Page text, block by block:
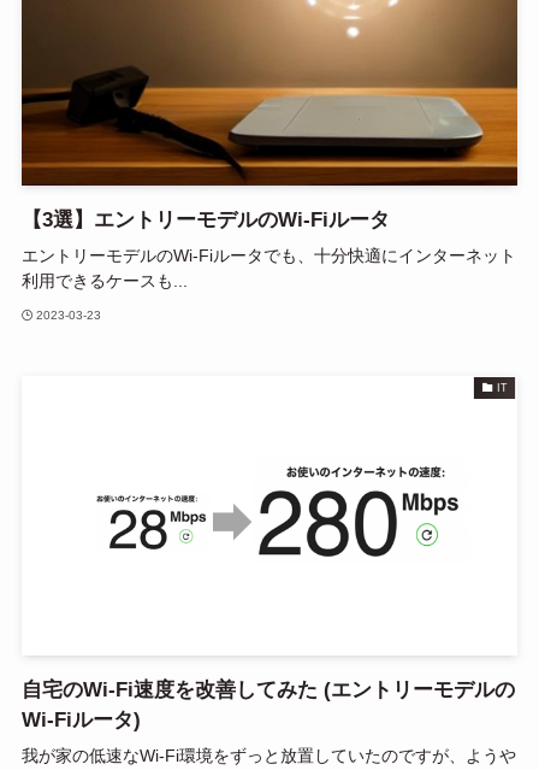
【3選】エントリーモデルのWi-Fiルータ
エントリーモデルのWi-Fiルータでも、十分快適にインターネット
利用できるケースも...
2023-03-23
IT
自宅のWi-Fi速度を改善してみた (エントリーモデルの
Wi-Fiルータ)
我が家の低速なWi-Fi環境をずっと放置していたのですが、ようや